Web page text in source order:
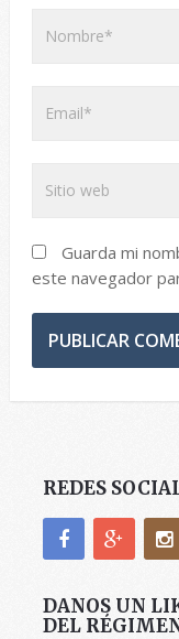
Guarda mi
este navegador
REDES
DANOS UN
DEL